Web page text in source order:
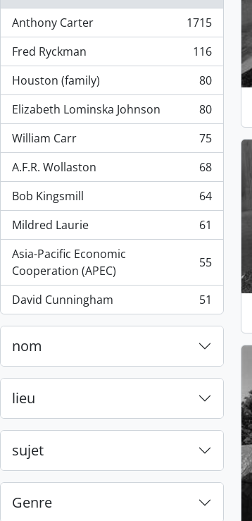
Anthony Carter
, 1715 résultats
1715
Fred Ryckman
, 116 résultats
116
Houston (family)
, 80 résultats
80
Elizabeth Lominska Johnson
, 80 résultats
80
William Carr
, 75 résultats
75
A.F.R. Wollaston
, 68 résultats
68
Bob Kingsmill
, 64 résultats
64
Mildred Laurie
, 61 résultats
61
Asia-Pacific Economic
Cooperation (APEC)
, 55 résultats 55
David Cunningham
, 51 résultats 51
nom
lieu
sujet
Genre